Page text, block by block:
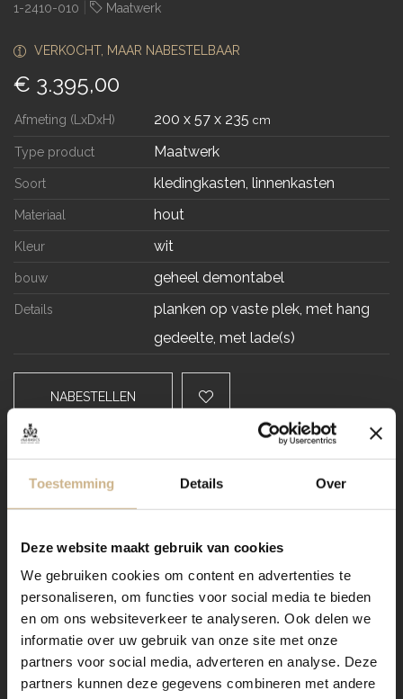
Toestemming Details Over
Deze website maakt gebruik van cookies
We gebruiken cookies om content en advertenties te
personaliseren, om functies voor social media te bieden
en om ons websiteverkeer te analyseren. Ook delen we
informatie over uw gebruik van onze site met onze
partners voor social media, adverteren en analyse. Deze
partners kunnen deze gegevens combineren met andere
1-2410-010 Maatwerk
VERKOCHT, MAAR NABESTELBAAR
€ 3.395,00
Afmeting (LxDxH) 200 x 57 x 235 cm
Type product Maatwerk
Soort kledingkasten, linnenkasten
Materiaal hout
Kleur wit
bouw geheel demontabel
Details
planken op vaste plek, met hang
gedeelte, met lade(s)
NABESTELLEN
Dit meubel aanpassen naar
jouw wensen? Zo werkt het:
Verzending